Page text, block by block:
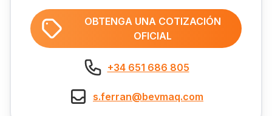
OBTENGA UNA COTIZACIÓN
OFICIAL
+34 651 686 805
s.ferran@bevmaq.com